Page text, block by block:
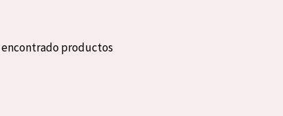
encontrado productos